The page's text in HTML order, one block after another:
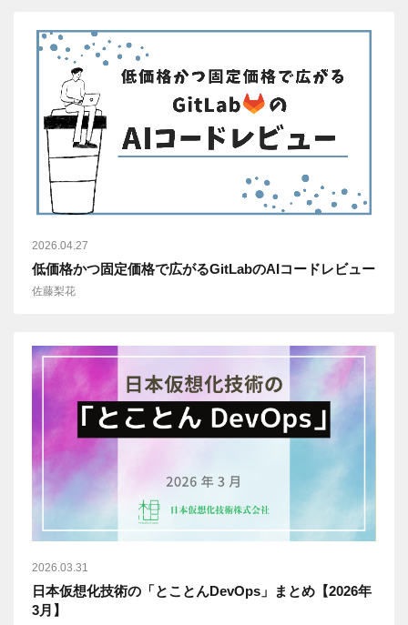
2026.04.27
低価格かつ固定価格で広がるGitLabのAIコードレビュー
佐藤梨花
2026.03.31
日本仮想化技術の「とことんDevOps」まとめ【2026年
3月】